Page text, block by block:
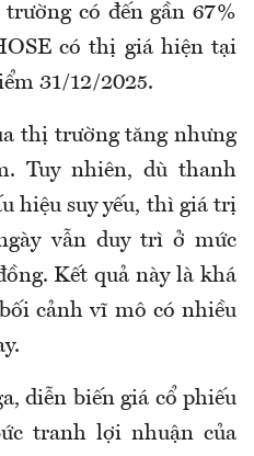
có đến gần 67%
có thị giá hiện tại
31/12/2025.
thị trường tăng nhưng
Tuy nhiên, dù thanh
hiệu suy yếu, thì giá trị
vẫn duy trì ở mức
Kết quả này là khá
cảnh vĩ mô có nhiều
diễn biến giá cổ phiếu
tranh lợi nhuận của